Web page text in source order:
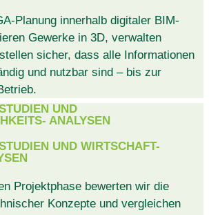
Planung innerhalb digitaler BIM-
Gewerke in 3D, verwalten
sicher, dass alle Informationen
und nutzbar sind – bis zur
UND
ANALYSEN
UND WIRTSCHAFT-
Projektphase bewerten wir die
Konzepte und vergleichen